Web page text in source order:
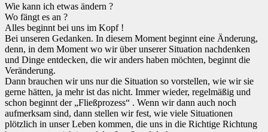
Wie kann ich etwas ändern ?
Wo fängt es an ?
Alles beginnt bei uns im Kopf !
Bei unseren Gedanken. In diesem Moment beginnt eine Änderung,
denn, in dem Moment wo wir über unserer Situation nachdenken
und Dinge entdecken, die wir anders haben möchten, beginnt die
Veränderung.
Dann brauchen wir uns nur die Situation so vorstellen, wie wir sie
gerne hätten, ja mehr ist das nicht. Immer wieder, regelmäßig und
schon beginnt der „Fließprozess“ . Wenn wir dann auch noch
aufmerksam sind, dann stellen wir fest, wie viele Situationen
plötzlich in unser Leben kommen, die uns in die Richtige Richtung